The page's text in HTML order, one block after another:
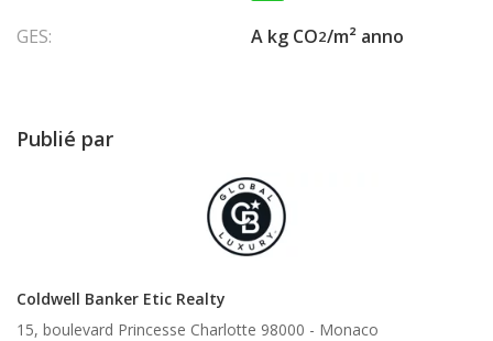
GES: A kg CO2/m² anno
Publié par
Coldwell Banker Etic Realty
15, boulevard Princesse Charlotte 98000 - Monaco